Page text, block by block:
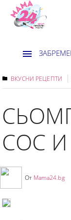
ДОМ
ВКУСНИ РЕЦЕПТИ
СОС
От Mama24.bg